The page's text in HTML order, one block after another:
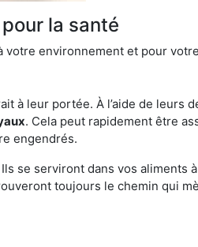
la santé
votre environnement et pour
à leur portée. À l’aide de leurs
. Cela peut rapidement être
engendrés.
se serviront dans vos aliments
toujours le chemin qui